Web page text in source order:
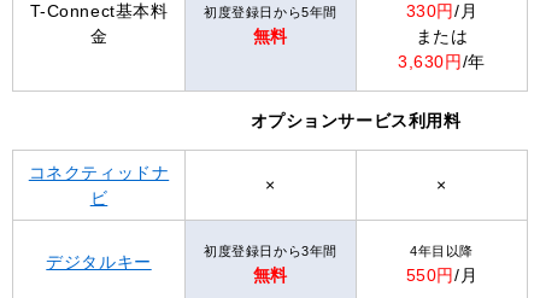
T-Connect基本料
金
初度登録日から5年間
無料
330円/月
または
3,630円/年
オプションサービス利用料
コネクティッドナ
ビ
× ×
デジタルキー
初度登録日から3年間
無料
4年目以降
550円/月